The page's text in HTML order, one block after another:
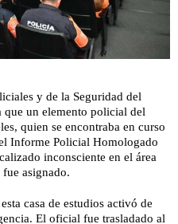
y de la Seguridad del
que un elemento policial del
quien se encontraba en curso
Informe Policial Homologado
inconsciente en el área
asignado.
casa de estudios activó de
El oficial fue trasladado al